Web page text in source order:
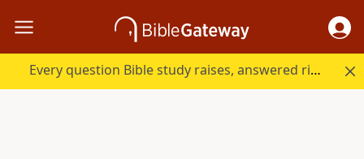
Every question Bible study raises, answered right here.